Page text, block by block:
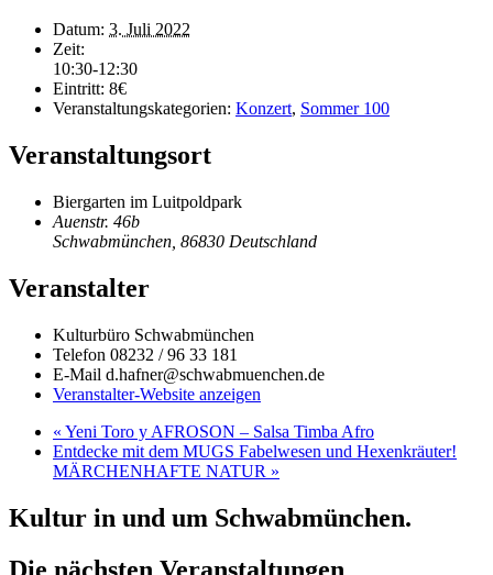
Datum: 3. Juli 2022
Zeit:
10:30-12:30
Eintritt: 8€
Veranstaltungskategorien: Konzert, Sommer 100
Veranstaltungsort
Biergarten im Luitpoldpark
Auenstr. 46b
Schwabmünchen 86830 Deutschland
Veranstalter
Kulturbüro Schwabmünchen
Telefon 08232 / 96 33 181
E-Mail d.hafner@schwabmuenchen.de
Veranstalter-Website anzeigen
« Yeni Toro y AFROSON – Salsa Timba Afro
Entdecke mit dem MUGS Fabelwesen und Hexenkräuter!
MÄRCHENHAFTE NATUR »
Kultur in und um Schwabmünchen.
Die nächsten Veranstaltungen